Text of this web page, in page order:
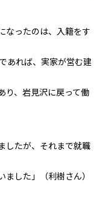
なったのは、入籍をす
あれば、実家が営む建
り、岩見沢に戻って働
したが、それまで就職
した」（利樹さん）